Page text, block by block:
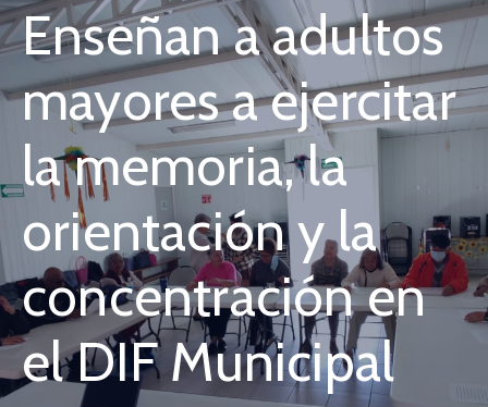
Pública
Biblioteca
Enseñan a adultos
mayores a ejercitar
la memoria, la
orientación y la
concentración en
el DIF Municipal